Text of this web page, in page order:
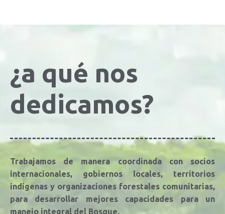
¿a qué nos
dedicamos?
Trabajamos de manera coordinada con socios
internacionales, gobiernos locales, territorios
indígenas y organizaciones forestales comunitarias,
para desarrollar mejores capacidades para un
manejo integral del Bosque.